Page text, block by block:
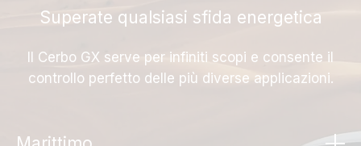
Superate qualsiasi sfida energetica
Il Cerbo GX serve per infiniti scopi e consente il
controllo perfetto delle più diverse applicazioni.